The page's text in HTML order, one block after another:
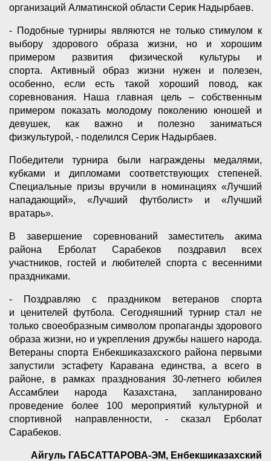
организаций Алматинской области Серик Надырбаев.
- Подобные турниры являются не только стимулом к
выбору здорового образа жизни, но и хорошим
примером развития физической культуры и
спорта. Активный образ жизни нужен и полезен,
особенно, если есть такой хороший повод, как
соревнования. Наша главная цель – собственным
примером показать молодому поколению юношей и
девушек, как важно и полезно заниматься
физкультурой, - поделился Серик Надырбаев.
Победители турнира были награждены медалями,
кубками и дипломами соответствующих степеней.
Специальные призы вручили в номинациях «Лучший
нападающий», «Лучший футболист» и «Лучший
вратарь».
В завершение соревнований заместитель акима
района Ерболат Сарабеков поздравил всех
участников, гостей и любителей спорта с весенними
праздниками.
- Поздравляю с праздником ветеранов спорта
и ценителей футбола. Сегодняшний турнир стал не
только своеобразным символом пропаганды здорового
образа жизни, но и укрепления дружбы нашего народа.
Ветераны спорта Енбекшиказахского района первыми
запустили эстафету Каравана единства, а всего в
районе, в рамках празднования 30-летнего юбилея
Ассамблеи народа Казахстана, запланировано
проведение более 100 мероприятий культурной и
спортивной направленности, - сказал Ерболат
Сарабеков.
Айгуль ГАБСАТТАРОВА-ЭМ, Енбекшиказахский